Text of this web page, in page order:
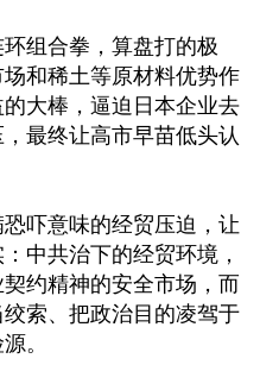
组合拳，算盘打的极
和稀土等原材料优势作
大棒，逼迫日本企业去
最终让高市早苗低头认
吓意味的经贸压迫，让
中共治下的经贸环境，
约精神的安全市场，而
索、把政治目的凌驾于
。